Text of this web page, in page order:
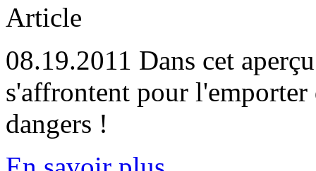
Article
08.19.2011 Dans cet
s'affrontent pour l'emporter
dangers !